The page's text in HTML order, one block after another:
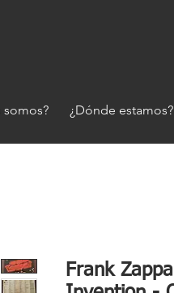
somos? ¿Dónde estamos?
Frank